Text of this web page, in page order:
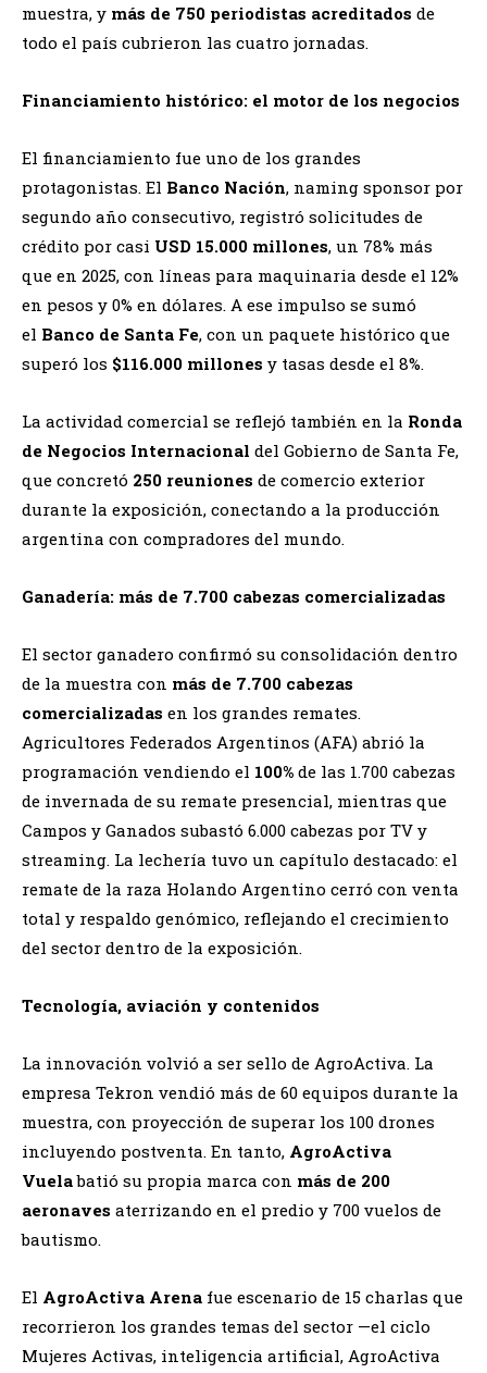
muestra, y más de 750 periodistas acreditados de
todo el país cubrieron las cuatro jornadas.
Financiamiento histórico: el motor de los negocios
El financiamiento fue uno de los grandes
protagonistas. El Banco Nación, naming sponsor por
segundo año consecutivo, registró solicitudes de
crédito por casi USD 15.000 millones, un 78% más
que en 2025, con líneas para maquinaria desde el 12%
en pesos y 0% en dólares. A ese impulso se sumó
el Banco de Santa Fe, con un paquete histórico que
superó los $116.000 millones y tasas desde el 8%.
La actividad comercial se reflejó también en la Ronda
de Negocios Internacional del Gobierno de Santa Fe,
que concretó 250 reuniones de comercio exterior
durante la exposición, conectando a la producción
argentina con compradores del mundo.
Ganadería: más de 7.700 cabezas comercializadas
El sector ganadero confirmó su consolidación dentro
de la muestra con más de 7.700 cabezas
comercializadas en los grandes remates.
Agricultores Federados Argentinos (AFA) abrió la
programación vendiendo el 100% de las 1.700 cabezas
de invernada de su remate presencial, mientras que
Campos y Ganados subastó 6.000 cabezas por TV y
streaming. La lechería tuvo un capítulo destacado: el
remate de la raza Holando Argentino cerró con venta
total y respaldo genómico, reflejando el crecimiento
del sector dentro de la exposición.
Tecnología, aviación y contenidos
La innovación volvió a ser sello de AgroActiva. La
empresa Tekron vendió más de 60 equipos durante la
muestra, con proyección de superar los 100 drones
incluyendo postventa. En tanto, AgroActiva
Vuelabatió su propia marca con más de 200
aeronaves aterrizando en el predio y 700 vuelos de
bautismo.
El AgroActiva Arena fue escenario de 15 charlas que
recorrieron los grandes temas del sector —el ciclo
Mujeres Activas, inteligencia artificial, AgroActiva